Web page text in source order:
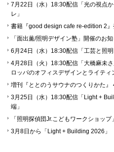
7月22日（水）18:30配信「光の視点
レ」
書籍『good design cafe re-edition 2』
「⾯出薫/照明デザイン塾」開催のお
6月24日（水）18:30配信「工芸と照明
4月28日（火）18:30配信「大橋麻未
ロッパのオフィスデザインとライティ
増刊『ととのうサウナのつくりかた』
3月25日（水）18:30配信「Light +
端」
「照明探偵団Jr.こどもワークショッ
3月8日から「Light + Building 2026」